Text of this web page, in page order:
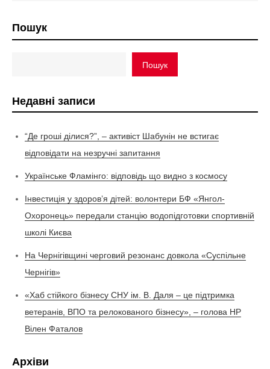
Пошук
Пошук
Недавні записи
“Де гроші ділися?”, – активіст Шабунін не встигає
відповідати на незручні запитання
Українське Фламінго: відповідь що видно з космосу
Інвестиція у здоров’я дітей: волонтери БФ «Янгол-
Охоронець» передали станцію водопідготовки спортивній
школі Києва
На Чернігівщині черговий резонанс довкола «Суспільне
Чернігів»
«Хаб стійкого бізнесу СНУ ім. В. Даля – це підтримка
ветеранів, ВПО та релокованого бізнесу», – голова НР
Вілен Фаталов
Архіви